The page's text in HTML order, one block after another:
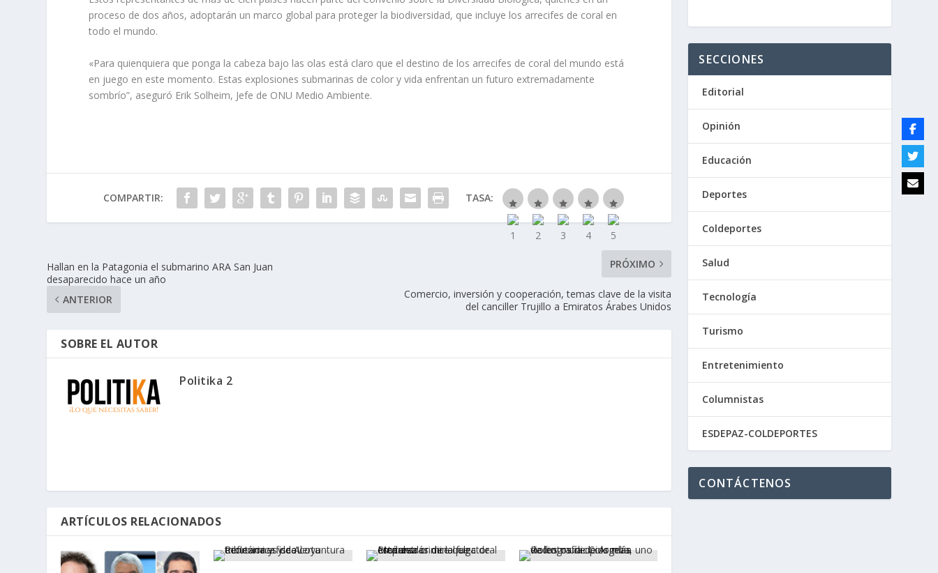
proceso de dos años, adoptarán un marco global para proteger la biodiversidad, que incluye los arrecifes de coral en
todo el mundo.
«Para quienquiera que ponga la cabeza bajo las olas está claro que el destino de los arrecifes de coral del mundo está
en juego en este momento. Estas explosiones submarinas de color y vida enfrentan un futuro extremadamente
sombrío”, aseguró Erik Solheim, Jefe de ONU Medio Ambiente.
COMPARTIR: TASA:
Hallan en la Patagonia el submarino ARA San Juan
desaparecido hace un año
ANTERIOR
PRÓXIMO
Comercio, inversión y cooperación, temas clave de la visita
del canciller Trujillo a Emiratos Árabes Unidos
SOBRE EL AUTOR
Politika 2
ARTÍCULOS RELACIONADOS
SECCIONES
Editorial
Opinión
Educación
Deportes
Coldeportes
Salud
Tecnología
Turismo
Entretenimiento
Columnistas
ESDEPAZ-COLDEPORTES
CONTÁCTENOS